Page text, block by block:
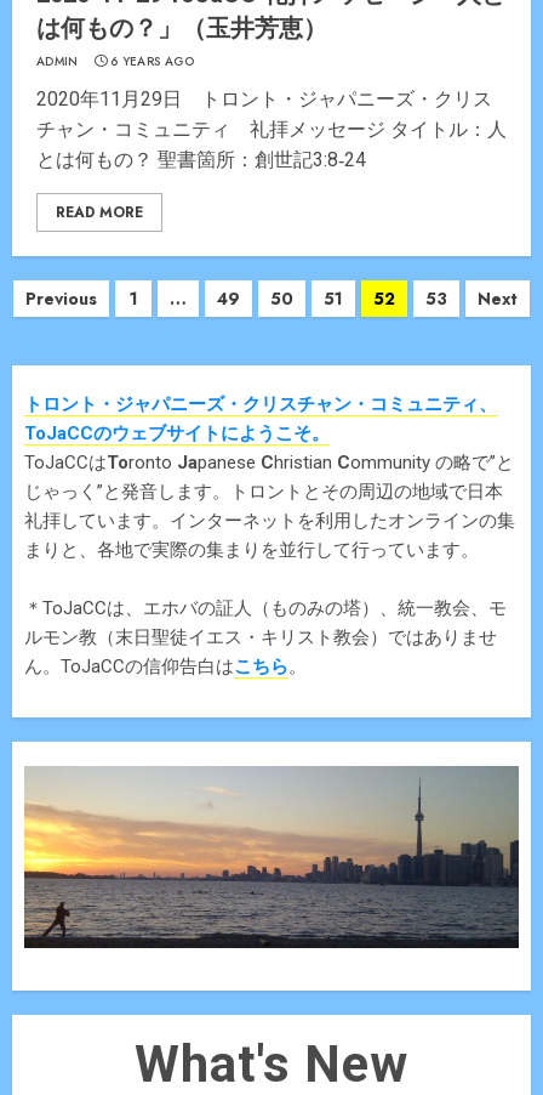
は何もの？」（玉井芳恵）
ADMIN 6 YEARS AGO
2020年11月29日 トロント・ジャパニーズ・クリス
チャン・コミュニティ 礼拝メッセージ タイトル：人
とは何もの？ 聖書箇所：創世記3:8‐24
READ MORE
Posts
Previous 1 … 49 50 51 52 53 Next
トロント・ジャパニーズ・クリスチャン・コミュニティ、
ToJaCCのウェブサイトにようこそ。
ToJaCCはToronto Japanese Christian Community の略で”と
じゃっく”と発音します。トロントとその周辺の地域で日本
礼拝しています。インターネットを利用したオンラインの集
まりと、各地で実際の集まりを並行して行っています。
＊ToJaCCは、エホバの証人（ものみの塔）、統一教会、モ
ルモン教（末日聖徒イエス・キリスト教会）ではありませ
ん。ToJaCCの信仰告白はこちら。
What's New